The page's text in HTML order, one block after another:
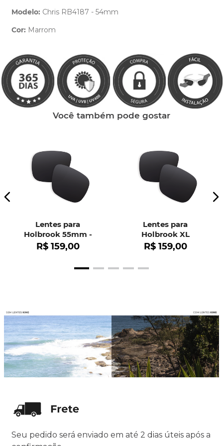
Modelo: Chris RB4187 - 54mm
Cor: Marrom
Você também pode gostar
Lentes para
Holbrook 55mm -
OO9102
R$ 159,00
Lentes para
Holbrook XL
R$ 159,00
Seu pedido será enviado em até 2 dias úteis após a